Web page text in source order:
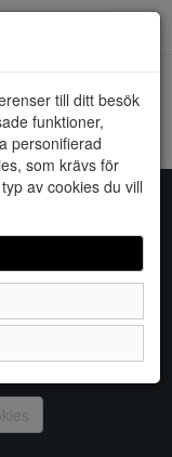
till ditt besök
funktioner,
personifierad
som krävs för
av cookies du vill
AB